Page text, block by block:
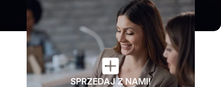
SPRZEDAJ Z NAMI!